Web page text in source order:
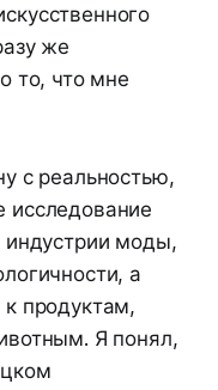
же
то, что мне
с реальностью,
исследование
индустрии моды,
а
к продуктам,
Я понял,